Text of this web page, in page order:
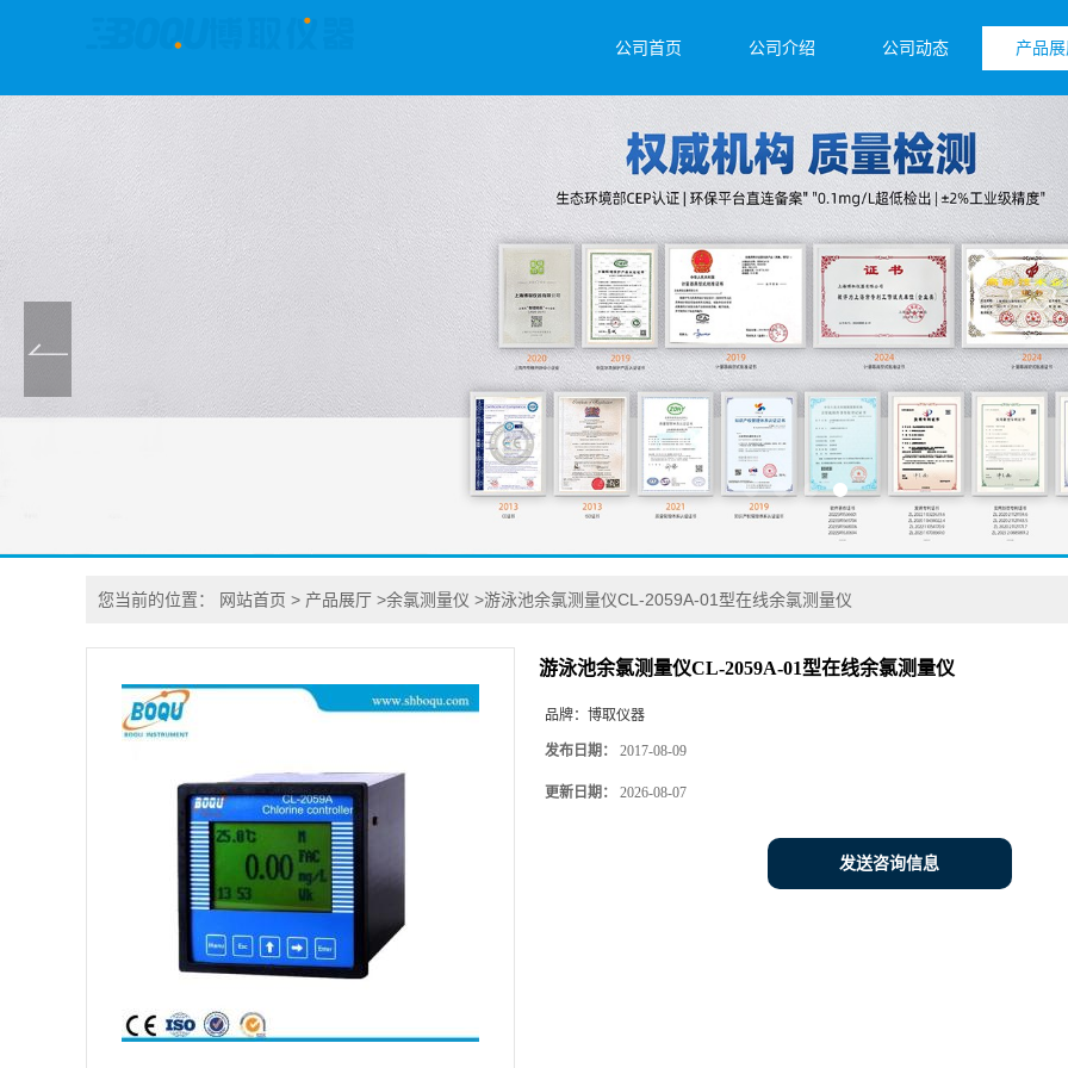
公司首页 公司介绍 公司动态 产品
您当前的位置： 网站首页 > 产品展厅 >余氯测量仪 >游泳池余氯测量仪CL-2059A-01型在线余氯测量仪
游泳池余氯测量仪CL-2059A-01型在线余氯测量仪
品牌： 博取仪器
发布日期： 2017-08-09
更新日期： 2026-08-07
发送咨询信息